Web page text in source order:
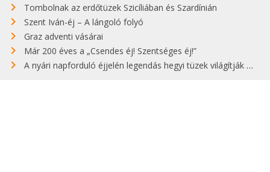
Tombolnak az erdőtüzek Szicíliában és Szardínián
Szent Iván-éj – A lángoló folyó
Graz adventi vásárai
Már 200 éves a „Csendes éj! Szentséges éj!”
A nyári napforduló éjjelén legendás hegyi tüzek világítják meg Zugspitzét